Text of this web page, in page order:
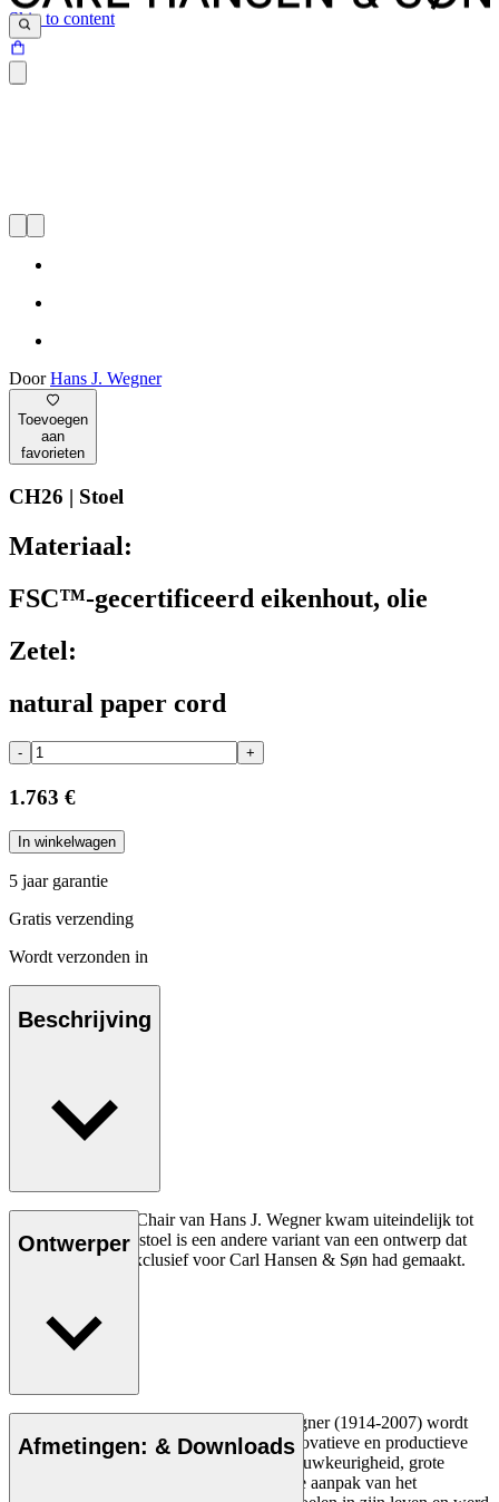
Skip to content
DoorHans J. Wegner
Toevoegen
aan
favorieten
CH26 | Stoel
Materiaal:
FSC™-gecertificeerd eikenhout, olie
Zetel:
natural paper cord
- +
1.763 €
In winkelwagen
5 jaar garantie
Gratis verzending
Wordt verzonden in
Beschrijving
De CH26 Dining Chair van Hans J. Wegner kwam uiteindelijk tot
leven in 2016. De stoel is een andere variant van een ontwerp dat
Wegner in 1950 exclusief voor Carl Hansen & Søn had gemaakt.
Ontwerper
De Deense meubelontwerper Hans J. Wegner (1914-2007) wordt
gezien als een van de meest creatieve, innovatieve en productieve
ontwerpers aller tijden, bekend om zijn nauwkeurigheid, grote
inzicht in vakmanschap en compromisloze aanpak van het
Afmetingen: & Downloads